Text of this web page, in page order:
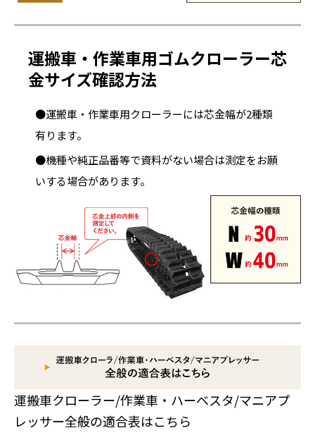
運搬車・作業車用ゴムクローラー芯
金サイズ確認方法
●運搬車・作業車用クローラーには芯金幅が2種類
有ります。
●機種や純正品番等で資料がない場合は測定をお願
いする場合があります。
運搬車クローラー/作業車・ハーベスタ/マニアプ
レッサー全般の適合表はこちら